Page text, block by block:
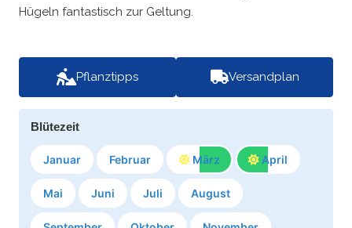
Hügeln fantastisch zur Geltung.
Pflanztipps Versandplan
Blütezeit
Januar Februar März April
Mai Juni Juli August